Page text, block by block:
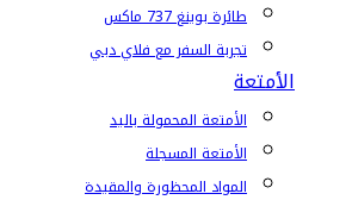
طائرة بوينغ 737 ماكس
تجربة السفر مع فلاي دبي
الأمتعة
الأمتعة المحمولة باليد
الأمتعة المسجلة
المواد المحظورة والمقيدة